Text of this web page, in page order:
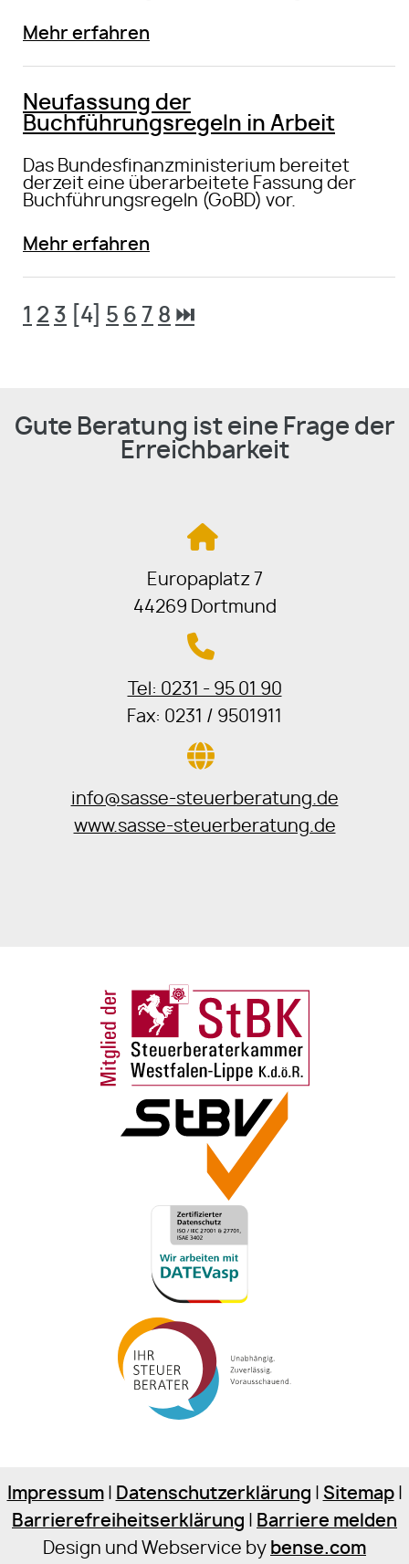
Mehr erfahren
Neufassung der
Buchführungsregeln in Arbeit
Das Bundesfinanzministerium bereitet
derzeit eine überarbeitete Fassung der
Buchführungsregeln (GoBD) vor.
Mehr erfahren
1 2 3 [4] 5 6 7 8 ⏭
Gute Beratung ist eine Frage der
Erreichbarkeit
Europaplatz 7
44269 Dortmund
Tel: 0231 - 95 01 90
Fax: 0231 / 9501911
info@sasse-steuerberatung.de
www.sasse-steuerberatung.de
Impressum| Datenschutzerklärung Sitemap|
Barrierefreiheitserklärung
Barriere melden
Design und Webservice by bense.com